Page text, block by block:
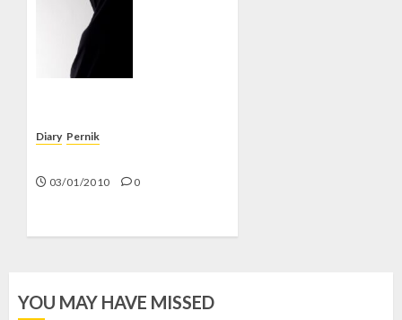
Diary Pernik
03/01/2010 0
YOU MAY HAVE MISSED